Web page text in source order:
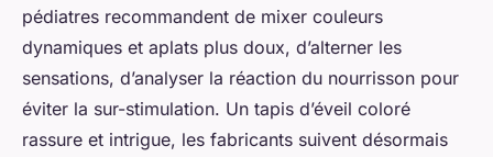
pédiatres recommandent de mixer couleurs
dynamiques et aplats plus doux, d’alterner les
sensations, d’analyser la réaction du nourrisson pour
éviter la sur-stimulation. Un tapis d’éveil coloré
rassure et intrigue, les fabricants suivent désormais